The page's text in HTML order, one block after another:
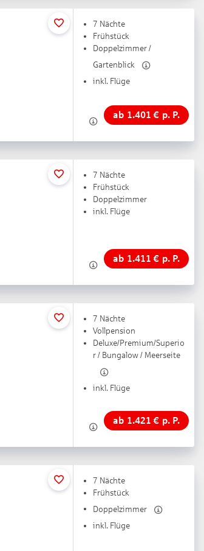
7 Nächte
Frühstück
Doppelzimmer /
Gartenblick
inkl. Flüge
ab 1.401 € p. P.
7 Nächte
Frühstück
Doppelzimmer
inkl. Flüge
ab 1.411 € p. P.
7 Nächte
Vollpension
Deluxe/Premium/Superio
r / Bungalow / Meerseite
inkl. Flüge
ab 1.421 € p. P.
7 Nächte
Frühstück
Doppelzimmer
inkl. Flüge